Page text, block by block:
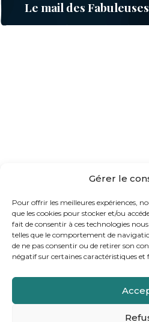
Gérer le
Pour offrir les meilleures expériences,
que les cookies pour stocker et/ou
fait de consentir à ces technologies
telles que le comportement de
de ne pas consentir ou de retirer son
négatif sur certaines caractéristiques et
Le mail des Fabuleuses